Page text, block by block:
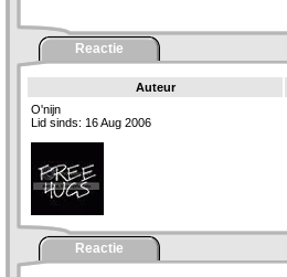
Reactie
Auteur
O'nijn
Lid sinds: 16 Aug 2006
Reactie